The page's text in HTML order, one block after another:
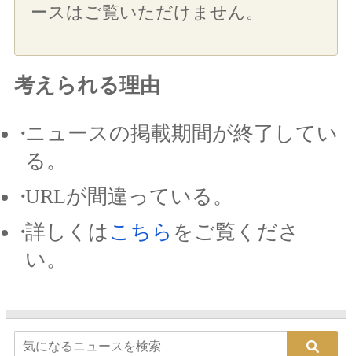
ースはご覧いただけません。
考えられる理由
ニュースの掲載期間が終了してい
る。
URLが間違っている。
詳しくは こちら をご覧くださ
い。